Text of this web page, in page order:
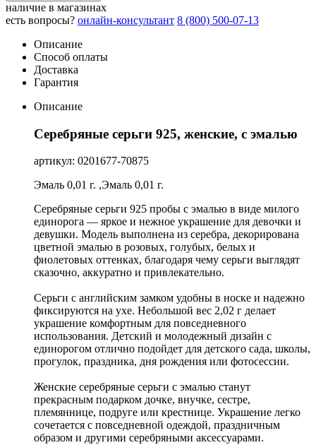
наличие в магазинах
есть вопросы? онлайн-консультант 8 (800) 500-07-13
Описание
Способ оплаты
Доставка
Гарантия
Описание
Серебряные серьги 925, женские, с эмалью
артикул: 0201677-70875
Эмаль 0,01 г. ,Эмаль 0,01 г.
Серебряные серьги 925 пробы с эмалью в виде милого
единорога — яркое и нежное украшение для девочки и
девушки. Модель выполнена из серебра, декорирована
цветной эмалью в розовых, голубых, белых и
фиолетовых оттенках, благодаря чему серьги выглядят
сказочно, аккуратно и привлекательно.
Серьги с английским замком удобны в носке и надежно
фиксируются на ухе. Небольшой вес 2,02 г делает
украшение комфортным для повседневного
использования. Детский и молодежный дизайн с
единорогом отлично подойдет для детского сада, школы,
прогулок, праздника, дня рождения или фотосессии.
Женские серебряные серьги с эмалью станут
прекрасным подарком дочке, внучке, сестре,
племяннице, подруге или крестнице. Украшение легко
сочетается с повседневной одеждой, праздничным
образом и другими серебряными аксессуарами.